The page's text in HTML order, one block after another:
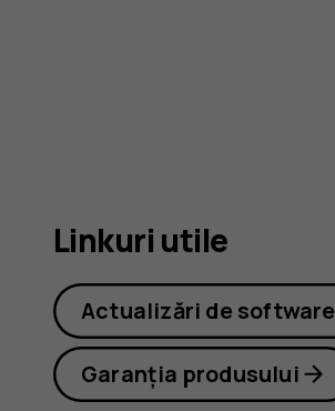
Linkuri utile
Actualizări de software
Garanția produsului